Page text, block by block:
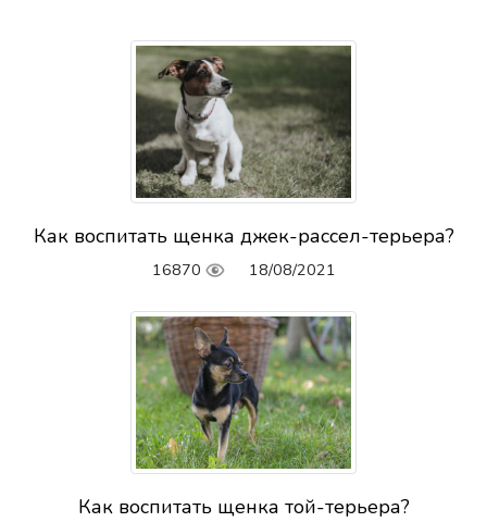
Как воспитать щенка джек-рассел-терьера?
16870 18/08/2021
Как воспитать щенка той-терьера?